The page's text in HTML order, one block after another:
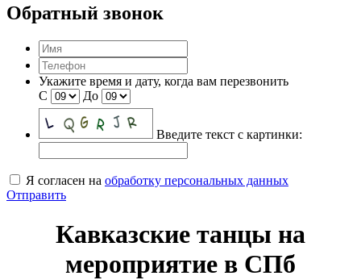
Обратный звонок
Укажите время и дату, когда вам перезвонить
С
До
Введите текст с картинки:
Я согласен на обработку персональных данных
Отправить
Кавказские танцы на
мероприятие в СПб